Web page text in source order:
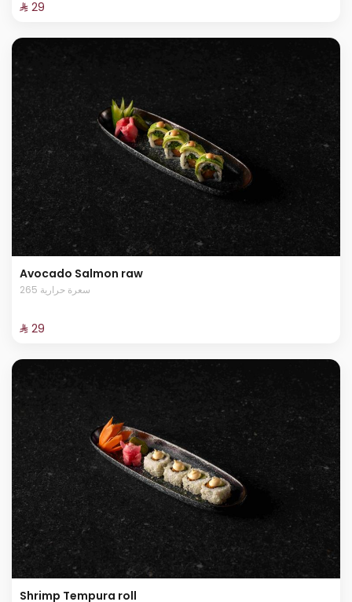
⁨⁦‪‬ 29⁩
Avocado Salmon raw
265 سعرة حرارية
⁨⁦‪‬ 29⁩
Shrimp Tempura roll